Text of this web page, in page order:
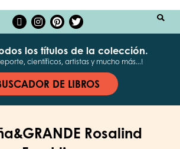
los títulos de la colección.
científicos, artistas y mucho más...!
DE LIBROS
Rosalind